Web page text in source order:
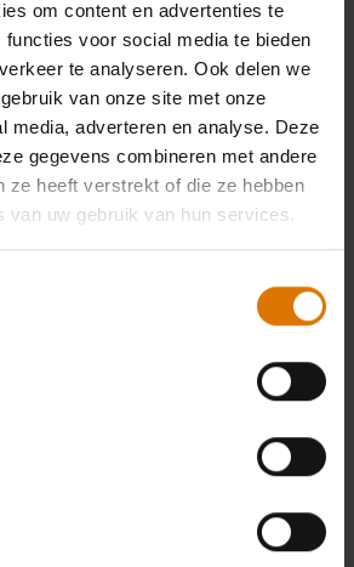
om content en advertenties te
functies voor social media te bieden
te analyseren. Ook delen we
van onze site met onze
media, adverteren en analyse. Deze
gegevens combineren met andere
ze heeft verstrekt of die ze hebben
van uw gebruik van hun services.